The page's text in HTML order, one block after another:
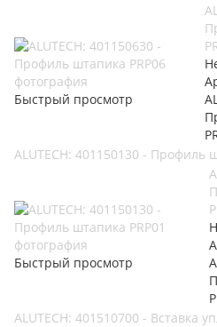
Быстрый просмотр
ALUTECH: 401150130 - Профиль
Быстрый просмотр
ALUTECH: 401510700 - Вставка